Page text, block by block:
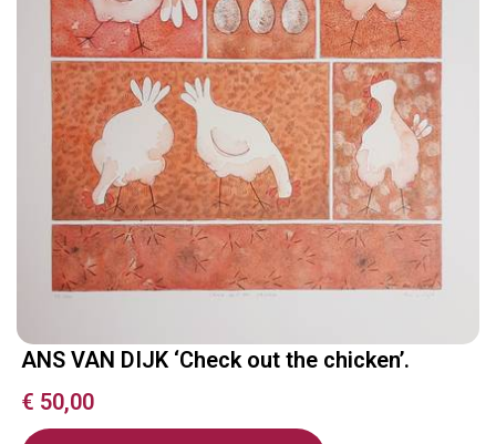
ANS VAN DIJK ‘Check out the chicken’.
€ 50,00